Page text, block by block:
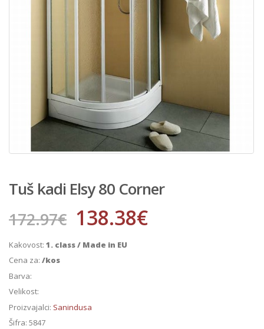
Tuš kadi Elsy 80 Corner
172.97€ 138.38€
Kakovost: 1. class / Made in EU
Cena za: /kos
Barva:
Velikost:
Proizvajalci: Sanindusa
Šifra: 5847